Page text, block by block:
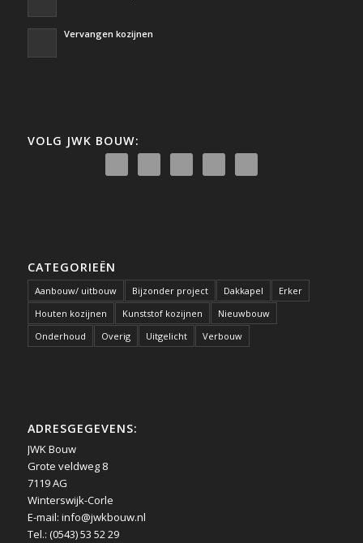
Vervangen kozijnen
VOLG JWK BOUW:
CATEGORIEËN
Aanbouw/ uitbouw Bijzonder project Dakkapel
Erker
Houten kozijnen
Kunststof kozijnen
Nieuwbouw
Onderhoud
Overig Uitgelicht Verbouw
ADRESGEGEVENS:
JWK Bouw
Grote veldweg 8
7119 AG
Winterswijk-Corle
E-mail: info@jwkbouw.nl
Tel.: (0543) 53 52 29